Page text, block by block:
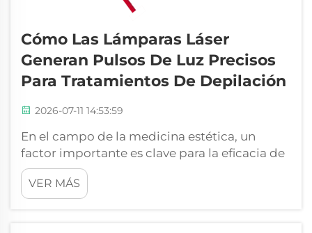
Cómo Las Lámparas Láser
Generan Pulsos De Luz Precisos
Para Tratamientos De Depilación
2026-07-11 14:53:59
En el campo de la medicina estética, un
factor importante es clave para la eficacia de
las técnicas de depilación: la calidad y la
precisión de la fuente de luz. En Lumi
Photoelectric Technology Co., Ltd., nos
VER MÁS